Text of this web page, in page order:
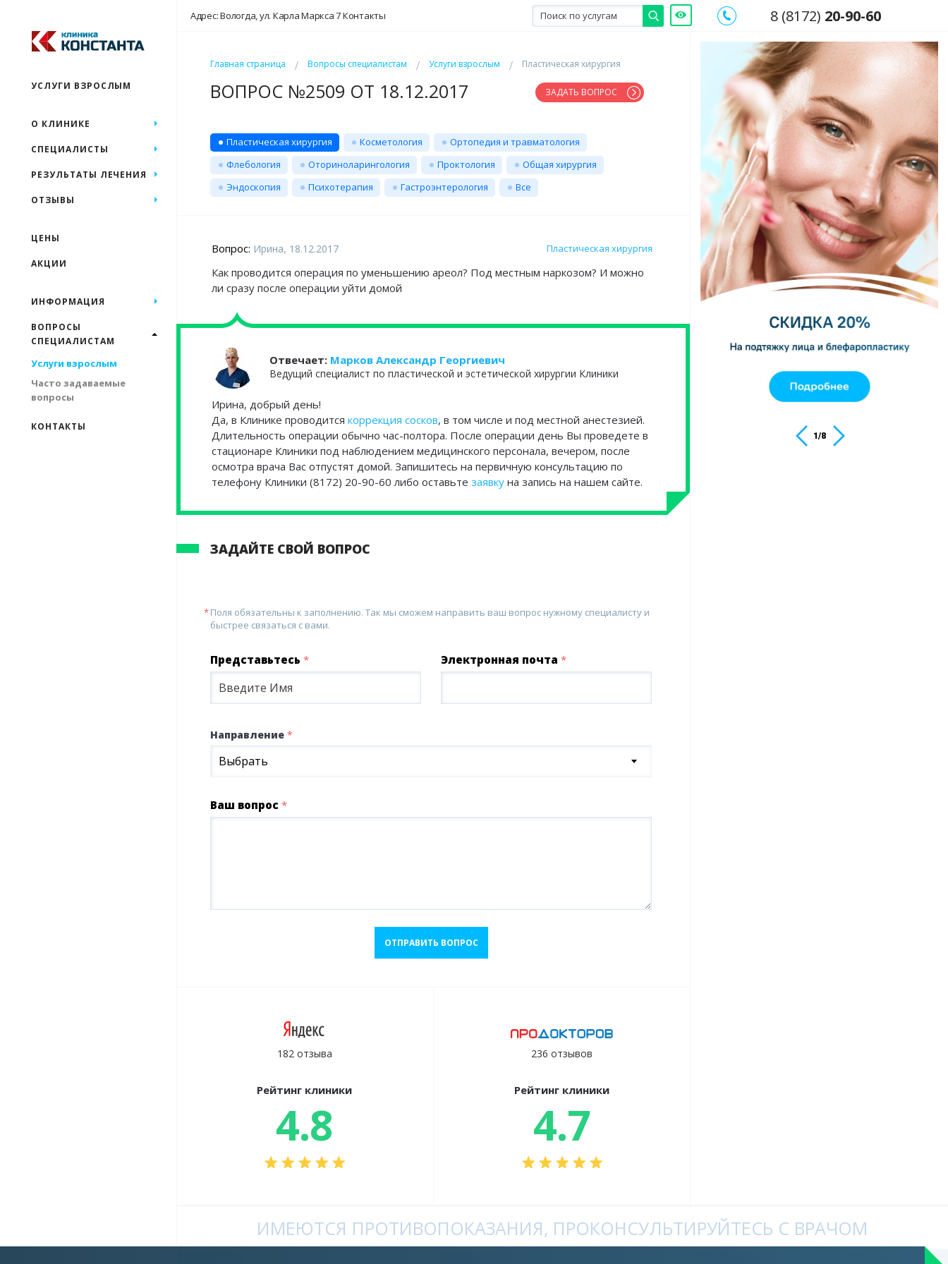
Адрес: Вологда, ул. Карла Маркса 7Контакты 8 (8172) 20-90-60
Главная страница Вопросы специалистам Услуги взрослым Пластическая хирургия
ВОПРОС №2509 ОТ 18.12.2017 ЗАДАТЬ ВОПРОС
Пластическая хирургия Косметология
Ортопедия и травматология
Флебология
Оториноларингология Проктология
Общая хирургия
Эндоскопия
Психотерапия Гастроэнтерология Все
Вопрос: Ирина, 18.12.2017 Пластическая хирургия
Как проводится операция по уменьшению ареол? Под местным наркозом? И можно
ли сразу после операции уйти домой
Отвечает: Марков Александр Георгиевич
Ведущий специалист по пластической и эстетической хирургии Клиники
Ирина, добрый день!
Да, в Клинике проводится коррекция сосков, в том числе и под местной анестезией.
Длительность операции обычно час-полтора. После операции день Вы проведете в
стационаре Клиники под наблюдением медицинского персонала, вечером, после
осмотра врача Вас отпустят домой. Запишитесь на первичную консультацию по
телефону Клиники (8172) 20-90-60 либо оставьте заявку на запись на нашем сайте.
ЗАДАЙТЕ СВОЙ ВОПРОС
Поля обязательны к заполнению. Так мы сможем направить ваш вопрос нужному специалисту и
быстрее связаться с вами.
Представьтесь * Электронная почта*
Направление *
Выбрать
Ваш вопрос *
ОТПРАВИТЬ ВОПРОС
182 отзыва
Рейтинг клиники
4.8
236 отзывов
Рейтинг клиники
4.7
1/8
УСЛУГИ ВЗРОСЛЫМ
О КЛИНИКЕ
СПЕЦИАЛИСТЫ
РЕЗУЛЬТАТЫ ЛЕЧЕНИЯ
ОТЗЫВЫ
ЦЕНЫ
АКЦИИ
ИНФОРМАЦИЯ
ВОПРОСЫ
СПЕЦИАЛИСТАМ
Услуги взрослым
Часто задаваемые
вопросы
КОНТАКТЫ
ИМЕЮТСЯ ПРОТИВОПОКАЗАНИЯ, ПРОКОНСУЛЬТИРУЙТЕСЬ С ВРАЧОМ